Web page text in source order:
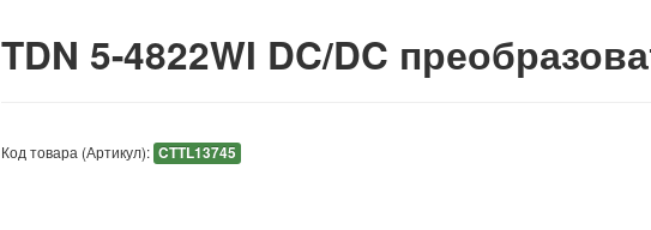
TDN 5-4822WI DC/DC
Код товара (Артикул): CTTL13745